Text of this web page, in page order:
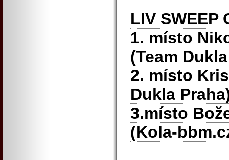
LIV SWEEP
1. místo
(Team
2. místo
Dukla
3.místo
(Kola-